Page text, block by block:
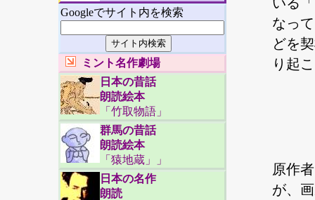
Googleでサイト内を検索
ミント名作劇場
日本の昔話
朗読絵本
「竹取物語」
群馬の昔話
朗読絵本
「猿地蔵」」
日本の名作
朗読
なっ
どを
り起
原作
が、